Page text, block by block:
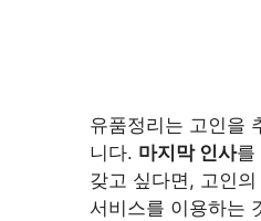
유품정리는 고인을
니다. 마지막 인사를
갖고 싶다면, 고인
서비스를 이용하는